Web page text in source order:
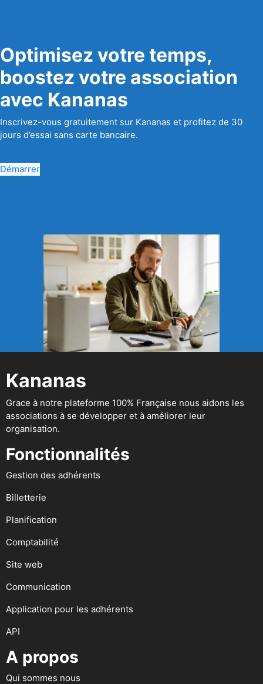
Optimisez votre temps,
boostez votre association
avec Kananas
Inscrivez-vous gratuitement sur Kananas et profitez de 30
jours d’essai sans carte bancaire.
Démarrer
Kananas
Grace à notre plateforme 100% Française nous aidons les
associations à se développer et à améliorer leur
organisation.
Fonctionnalités
Gestion des adhérents
Billetterie
Planification
Comptabilité
Site web
Communication
Application pour les adhérents
API
A propos
Qui sommes nous